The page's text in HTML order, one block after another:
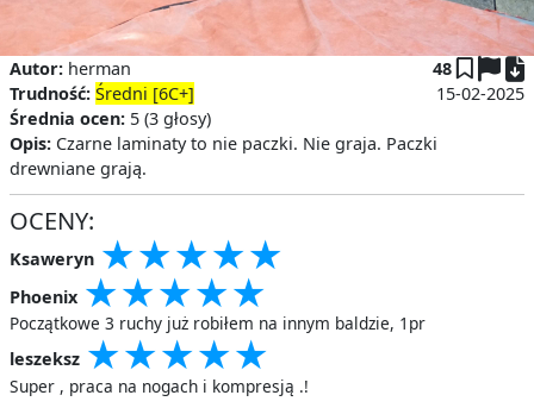
Autor: herman
Trudność: Średni [6C+]
Średnia ocen: 5 (3 głosy)
48
15-02-2025
Opis: Czarne laminaty to nie paczki. Nie graja. Paczki
drewniane grają.
OCENY:
Ksaweryn ★
★★
★★★
★★★★
★★★★★
Phoenix ★
★★
★★★
★★★★
★★★★★
Początkowe 3 ruchy już robiłem na innym baldzie, 1pr
leszeksz ★
★★
★★★
★★★★
★★★★★
Super , praca na nogach i kompresją .!